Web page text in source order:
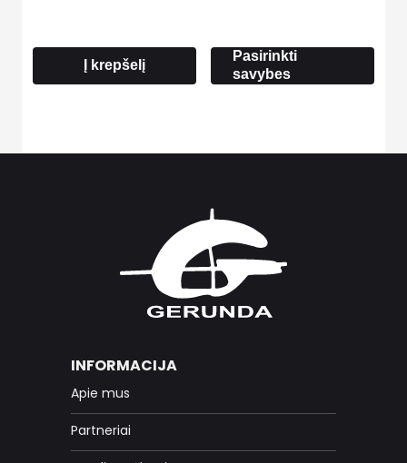
Į krepšelį
through
19.60 €
Pasirinkti
savybes
INFORMACIJA
Apie mus
Partneriai